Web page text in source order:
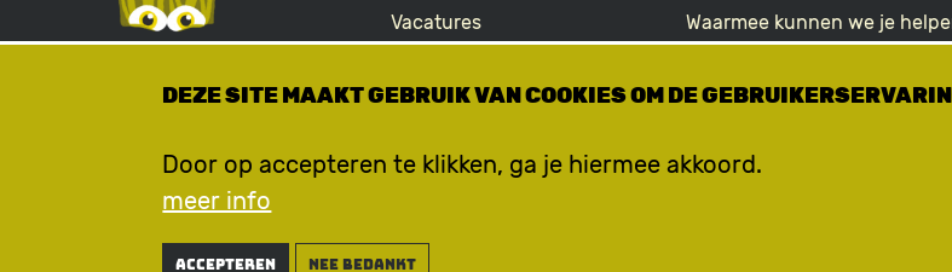
Vacatures
Waarmee kunnen we je
DEZE SITE MAAKT GEBRUIK VAN COOKIES OM DE
Door op accepteren te klikken, ga je hiermee akkoord.
meer info
Accepteren nee bedankt